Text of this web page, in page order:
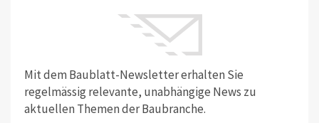
Mit dem Baublatt-Newsletter erhalten Sie
regelmässig relevante, unabhängige News zu
aktuellen Themen der Baubranche.